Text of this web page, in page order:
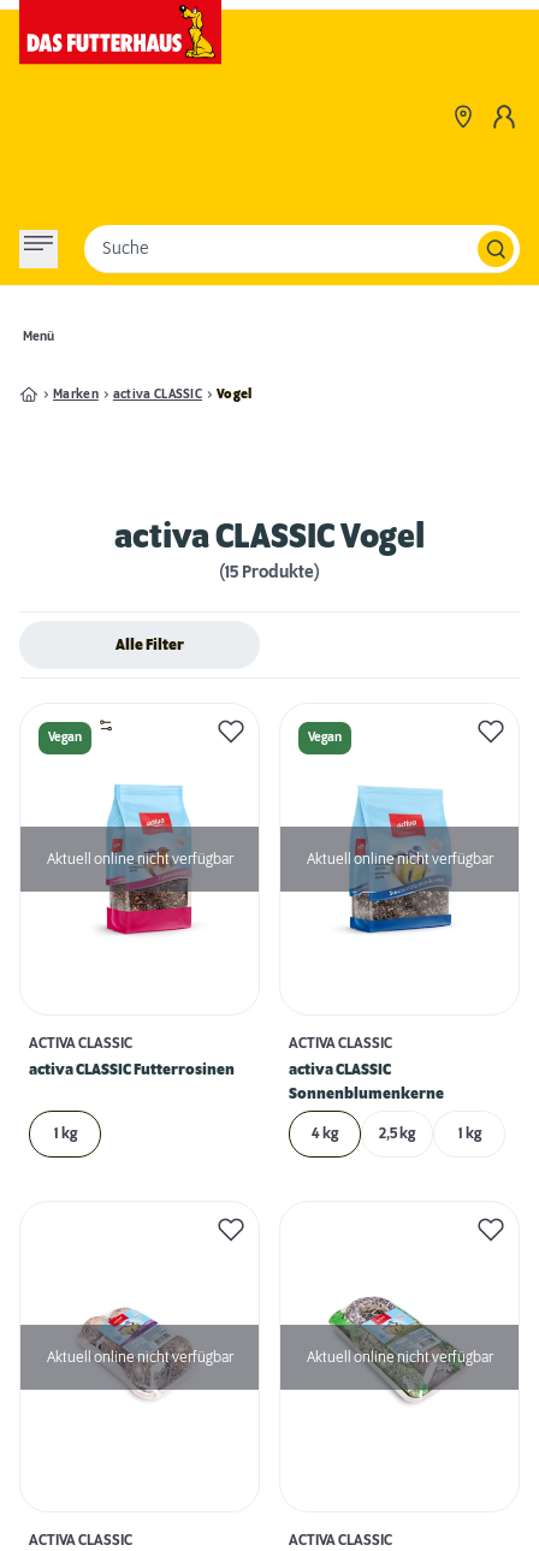
Menü
Suche
Marken activa CLASSIC Vogel
activa CLASSIC Vogel
(15 Produkte)
Alle Filter
Vegan
Aktuell online nicht verfügbar
ACTIVA CLASSIC
activa CLASSIC Futterrosinen
1 kg
Vegan
Aktuell online nicht verfügbar
ACTIVA CLASSIC
activa CLASSIC
Sonnenblumenkerne
4 kg 2,5 kg 1 kg
Aktuell online nicht verfügbar
ACTIVA CLASSIC
Aktuell online nicht verfügbar
ACTIVA CLASSIC